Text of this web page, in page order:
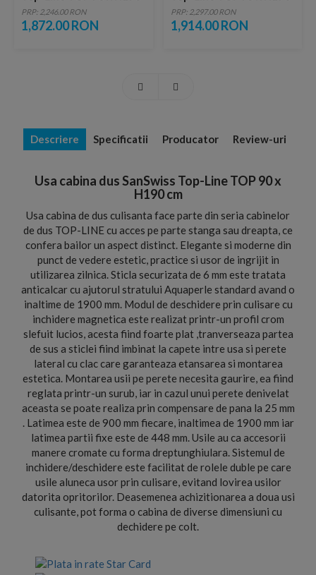
cm
PRP: 2,246.00 RON
1,872.00 RON
cm
PRP: 2,297.00 RON
1,914.00 RON
Descriere Specificatii Producator Review-uri
Usa cabina dus SanSwiss Top-Line TOP 90 x
H190 cm
Usa cabina de dus culisanta face parte din seria cabinelor
de dus TOP-LINE cu acces pe parte stanga sau dreapta, ce
confera bailor un aspect distinct. Elegante si moderne din
punct de vedere estetic, practice si usor de ingrijit in
utilizarea zilnica. Sticla securizata de 6 mm este tratata
anticalcar cu ajutorul stratului Aquaperle standard avand o
inaltime de 1900 mm. Modul de deschidere prin culisare cu
inchidere magnetica este realizat printr-un profil crom
slefuit lucios, acesta fiind foarte plat ,tranverseaza partea
de sus a sticlei fiind imbinat la capete intre usa si perete
lateral cu clac care garanteaza etansarea si montarea
estetica. Montarea usii pe perete necesita gaurire, ea fiind
reglata printr-un surub, iar in cazul unui perete denivelat
aceasta se poate realiza prin compensare de pana la 25 mm
. Latimea este de 900 mm fiecare, inaltimea de 1900 mm iar
latimea partii fixe este de 448 mm. Usile au ca accesorii
manere cromate cu forma dreptunghiulara. Sistemul de
inchidere/deschidere este facilitat de rolele duble pe care
usile aluneca usor prin culisare, evitand lovirea usilor
datorita opritorilor. Deasemenea achizitionarea a doua usi
culisante, pot forma o cabina de diverse dimensiuni cu
dechidere pe colt.